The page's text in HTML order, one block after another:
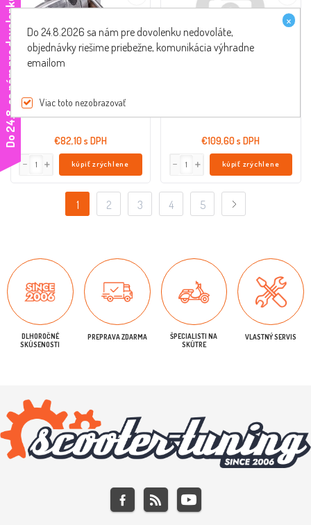
44211
€82,10 s DPH
kúpiť zrýchlene
€109,60 s DPH
kúpiť zrýchlene
1 2 3 4 5
DLHOROČNÉ
SKÚSENOSTI
PREPRAVA ZDARMA
ŠPECIALISTI NA
SKÚTRE
VLASTNÝ SERVIS
D
o
2
4
.
8
.
s
a
n
á
m
p
r
e
d
o
v
o
l
e
n
k
u
n
e
d
o
v
o
l
á
t
×
Do 24.8.2026 sa nám pre dovolenku nedovoláte,
objednávky riešime priebežne, komunikácia výhradne
emailom
Viac toto nezobrazovať